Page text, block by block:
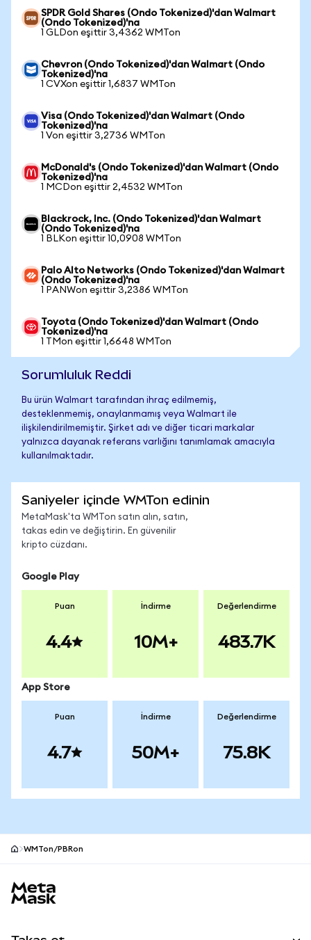
SPDR Gold Shares (Ondo Tokenized)'dan Walmart
(Ondo Tokenized)'na
1 GLDon eşittir 3,4362 WMTon
Chevron (Ondo Tokenized)'dan Walmart (Ondo
Tokenized)'na
1 CVXon eşittir 1,6837 WMTon
Visa (Ondo Tokenized)'dan Walmart (Ondo
Tokenized)'na
1 Von eşittir 3,2736 WMTon
McDonald's (Ondo Tokenized)'dan Walmart (Ondo
Tokenized)'na
1 MCDon eşittir 2,4532 WMTon
Blackrock, Inc. (Ondo Tokenized)'dan Walmart
(Ondo Tokenized)'na
1 BLKon eşittir 10,0908 WMTon
Palo Alto Networks (Ondo Tokenized)'dan Walmart
(Ondo Tokenized)'na
1 PANWon eşittir 3,2386 WMTon
Toyota (Ondo Tokenized)'dan Walmart (Ondo
Tokenized)'na
1 TMon eşittir 1,6648 WMTon
Sorumluluk Reddi
Bu ürün Walmart tarafından ihraç edilmemiş,
desteklenmemiş, onaylanmamış veya Walmart ile
ilişkilendirilmemiştir. Şirket adı ve diğer ticari markalar
yalnızca dayanak referans varlığını tanımlamak amacıyla
kullanılmaktadır.
Saniyeler içinde WMTon edinin
MetaMask'ta WMTon satın alın, satın,
takas edin ve değiştirin. En güvenilir
kripto cüzdanı.
Google Play
Puan
4.4
İndirme
10M+
Değerlendirme
483.7K
App Store
Puan
4.7
İndirme
50M+
Değerlendirme
75.8K
WMTon/PBRon